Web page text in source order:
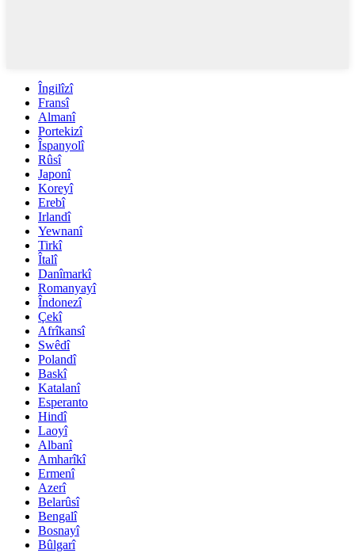
Îngilîzî
Fransî
Almanî
Portekizî
Îspanyolî
Rûsî
Japonî
Koreyî
Erebî
Irlandî
Yewnanî
Tirkî
Îtalî
Danîmarkî
Romanyayî
Îndonezî
Çekî
Afrîkansî
Swêdî
Polandî
Baskî
Katalanî
Esperanto
Hindî
Laoyî
Albanî
Amharîkî
Ermenî
Azerî
Belarûsî
Bengalî
Bosnayî
Bûlgarî